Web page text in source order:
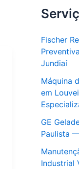
Fischer
Jundiaí
Máquina
em
GE
Paulista
Industrial